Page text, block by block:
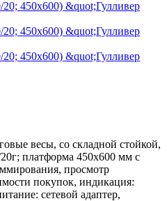
весы, со складной стойкой,
платформа 450х600 мм с
просмотр
покупок, индикация:
сетевой адаптер,